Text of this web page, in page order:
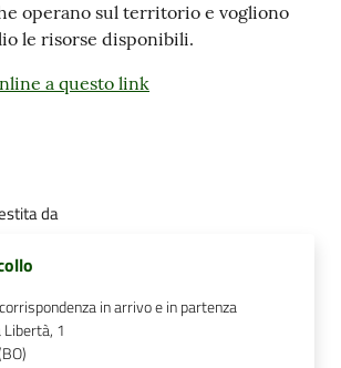
operano sul territorio e vogliono
le risorse disponibili.
a questo link
da
in arrivo e in partenza
Libertà, 1